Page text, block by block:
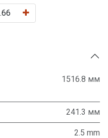
1516.8 мм
241.3 мм
2.5 mm